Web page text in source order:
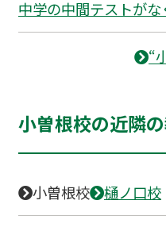
中学の中間テストが
“
小曽根校の近隣
小曽根校 樋ノ口校